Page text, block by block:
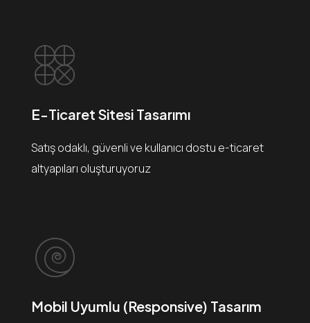
E-Ticaret Sitesi Tasarımı
Satış odaklı, güvenli ve kullanıcı dostu e-ticaret
altyapıları oluşturuyoruz
Mobil Uyumlu (Responsive) Tasarım